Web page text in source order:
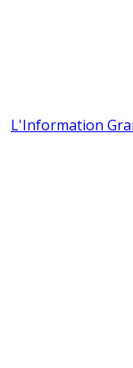
L'Information